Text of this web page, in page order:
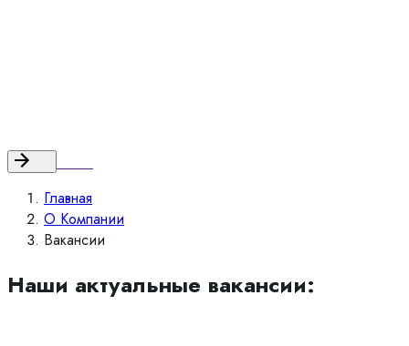
Главная
О Компании
Вакансии
Наши актуальные вакансии: